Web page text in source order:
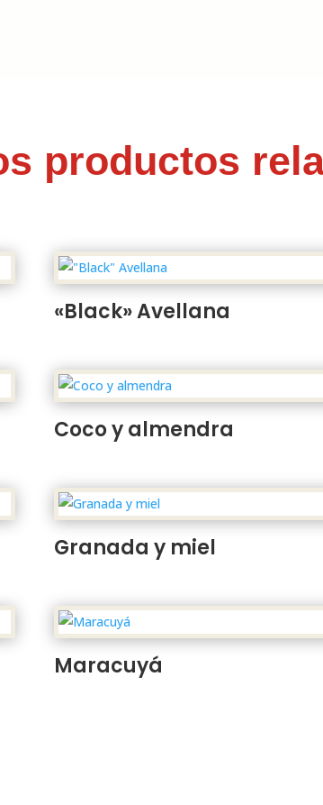
productos
«Black» Avellana
Coco y almendra
Granada y miel
Maracuyá